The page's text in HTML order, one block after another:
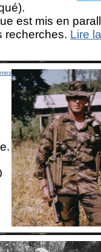
est mis en
recherches. Lire